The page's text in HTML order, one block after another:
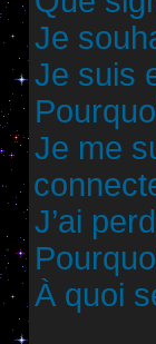
Je
Je suis
Je me
J’ai
À quoi